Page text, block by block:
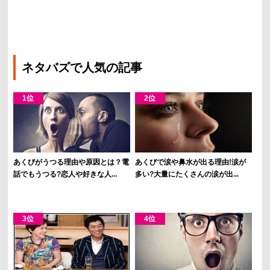
ネタバズで人気の記事
あくびがうつる理由や原因とは？電
話でもうつる?恋人や好きな人...
あくびで涙や鼻水が出る理由!涙が
多い?大量にたくさんの涙が出...